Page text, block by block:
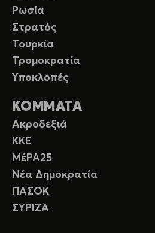
Ρωσία
Στρατός
Τουρκία
Τρομοκρατία
Υποκλοπές
ΚΟΜΜΑΤΑ
Ακροδεξιά
ΚΚΕ
ΜέΡΑ25
Νέα Δημοκρατία
ΠΑΣΟΚ
ΣΥΡΙΖΑ